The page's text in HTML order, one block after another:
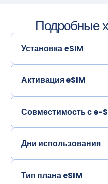
Подробные
Установка eSIM
Активация eSIM
Совместимость с e-
Дни использования
Тип плана eSIM